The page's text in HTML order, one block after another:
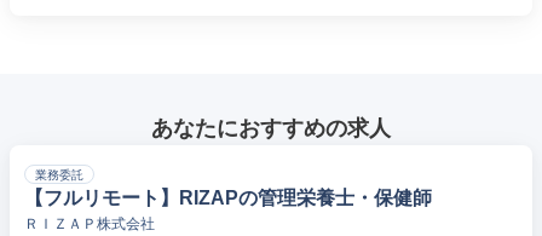
あなたにおすすめの求人
業務委託
【フルリモート】RIZAPの管理栄養士・保健師
ＲＩＺＡＰ株式会社